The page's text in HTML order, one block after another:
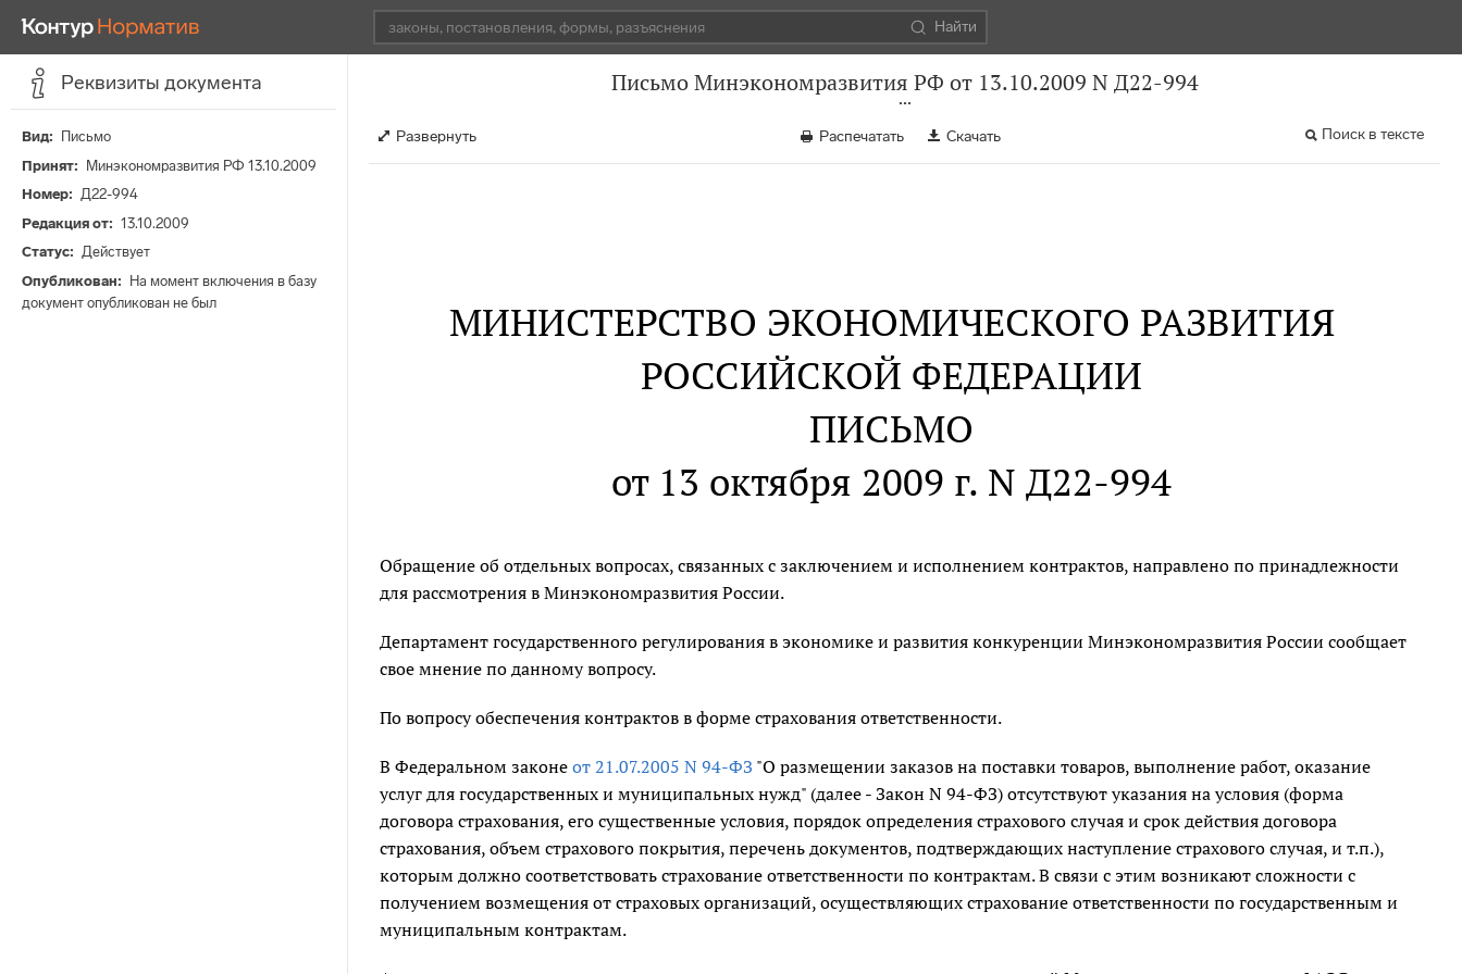
Найти
Реквизиты документа
Вид
Письмо
Принят
Минэкономразвития РФ 13.10.2009
Номер
Д22-994
Редакция от
13.10.2009
Статус
Действует
Опубликован
На момент включения в базу
документ опубликован не был
Письмо Минэкономразвития РФ от 13.10.2009 N Д22-994
Развернуть Распечатать Скачать Поиск в тексте
МИНИСТЕРСТВО ЭКОНОМИЧЕСКОГО РАЗВИТИЯ
РОССИЙСКОЙ ФЕДЕРАЦИИ
ПИСЬМО
от 13 октября 2009 г. N Д22-994
Обращение об отдельных вопросах, связанных с заключением и исполнением контрактов, направлено по принадлежности
для рассмотрения в Минэкономразвития России.
Департамент государственного регулирования в экономике и развития конкуренции Минэкономразвития России сообщает
свое мнение по данному вопросу.
По вопросу обеспечения контрактов в форме страхования ответственности.
В Федеральном законе от 21.07.2005 N 94-ФЗ "О размещении заказов на поставки товаров, выполнение работ, оказание
услуг для государственных и муниципальных нужд" (далее - Закон N 94-ФЗ) отсутствуют указания на условия (форма
договора страхования, его существенные условия, порядок определения страхового случая и срок действия договора
страхования, объем страхового покрытия, перечень документов, подтверждающих наступление страхового случая, и т.п.),
которым должно соответствовать страхование ответственности по контрактам. В связи с этим возникают сложности с
получением возмещения от страховых организаций, осуществляющих страхование ответственности по государственным и
муниципальным контрактам.